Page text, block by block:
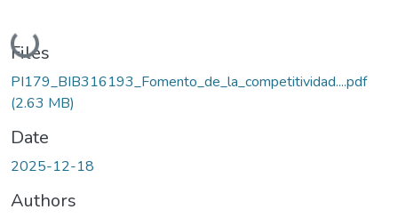
Loading...
Files
PI179_BIB316193_Fomento_de_la_competitividad....pdf
(2.63 MB)
Date
2025-12-18
Authors